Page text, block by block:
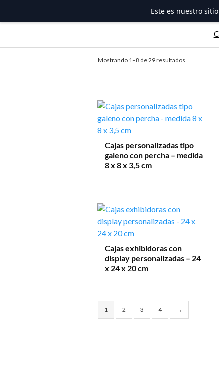
Saltar
contenido
Mostrando 1–8 de 29 resultados
Cajas personalizadas tipo
galeno con percha – medida
8 x 8 x 3,5 cm
Cajas exhibidoras con
display personalizadas – 24
x 24 x 20 cm
1 2 3 4 →
Este es nuestro